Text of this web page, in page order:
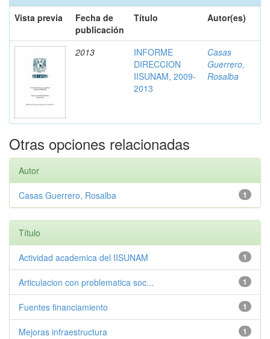
Vista previa
Fecha de
publicación
Título Autor(es)
2013
INFORME
DIRECCION
IISUNAM, 2009-
2013
Casas
Guerrero,
Rosalba
Otras opciones relacionadas
Autor
1
Casas Guerrero, Rosalba
Título
1
Actividad academica del IISUNAM
1
Articulacion con problematica soc...
1
Fuentes financiamiento
1
Mejoras infraestructura